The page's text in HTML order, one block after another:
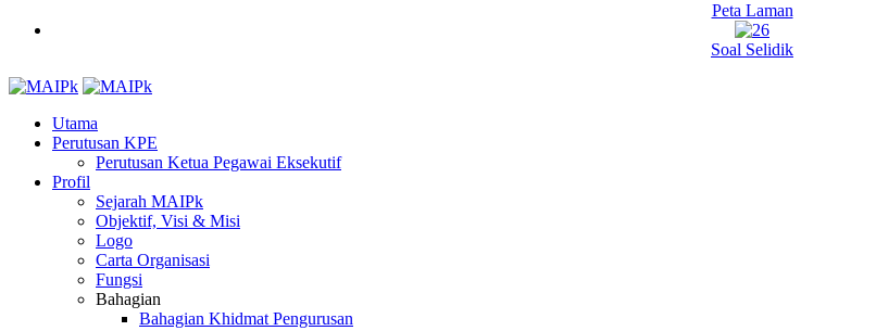
Peta Laman
Soal Selidik
Utama
Perutusan KPE
Perutusan Ketua Pegawai Eksekutif
Profil
Sejarah MAIPk
Objektif, Visi & Misi
Logo
Carta Organisasi
Fungsi
Bahagian
Bahagian Khidmat Pengurusan